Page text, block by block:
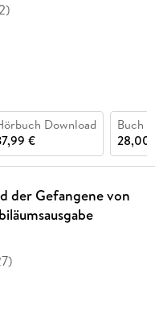
)
Download
€
Buch
28,00
der Gefangene von
)